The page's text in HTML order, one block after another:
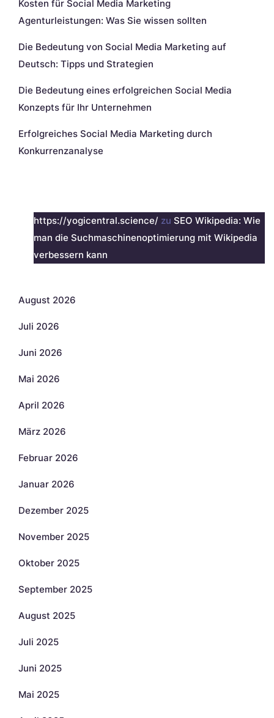
Kosten für Social Media Marketing
Agenturleistungen: Was Sie wissen sollten
Die Bedeutung von Social Media Marketing auf
Deutsch: Tipps und Strategien
Die Bedeutung eines erfolgreichen Social Media
Konzepts für Ihr Unternehmen
Erfolgreiches Social Media Marketing durch
Konkurrenzanalyse
https://yogicentral.science/ zu SEO Wikipedia: Wie
man die Suchmaschinenoptimierung mit Wikipedia
verbessern kann
August 2026
Juli 2026
Juni 2026
Mai 2026
April 2026
März 2026
Februar 2026
Januar 2026
Dezember 2025
November 2025
Oktober 2025
September 2025
August 2025
Juli 2025
Juni 2025
Mai 2025